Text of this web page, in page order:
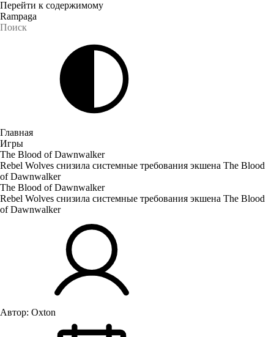
Перейти к содержимому
Rampaga
Главная
Игры
The Blood of Dawnwalker
Rebel Wolves снизила системные требования экшена The Blood
of Dawnwalker
The Blood of Dawnwalker
Rebel Wolves снизила системные требования экшена The Blood
of Dawnwalker
Автор: Oxton